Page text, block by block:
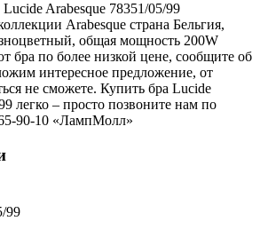
Arabesque 78351/05/99
Arabesque страна Бельгия,
общая мощность 200W
бра по более низкой цене, сообщите об
интересное предложение, от
не сможете. Купить бра Lucide
легко – просто позвоните нам по
90-10 «ЛампМолл»
99